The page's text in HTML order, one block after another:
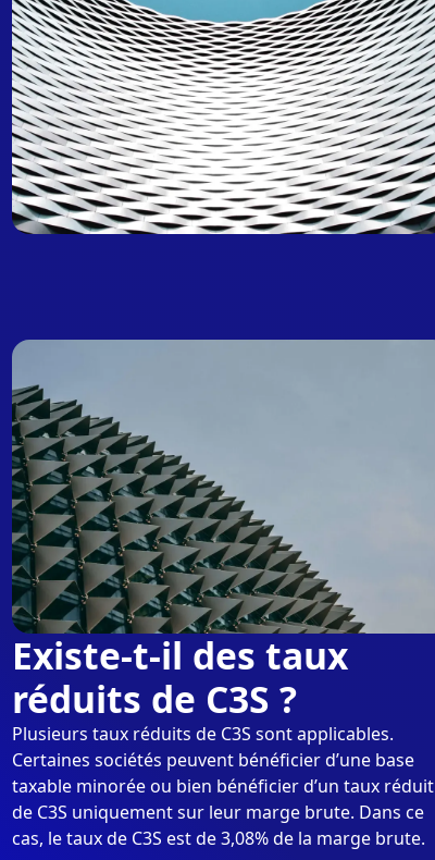
Existe-t-il des taux
réduits de C3S ?
Plusieurs taux réduits de C3S sont applicables.
Certaines sociétés peuvent bénéficier d’une base
taxable minorée ou bien bénéficier d’un taux réduit
de C3S uniquement sur leur marge brute. Dans ce
cas, le taux de C3S est de 3,08% de la marge brute.